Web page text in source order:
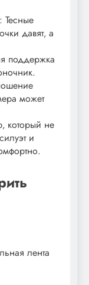
давят‚ а
поддержка
может
который не
и
лента